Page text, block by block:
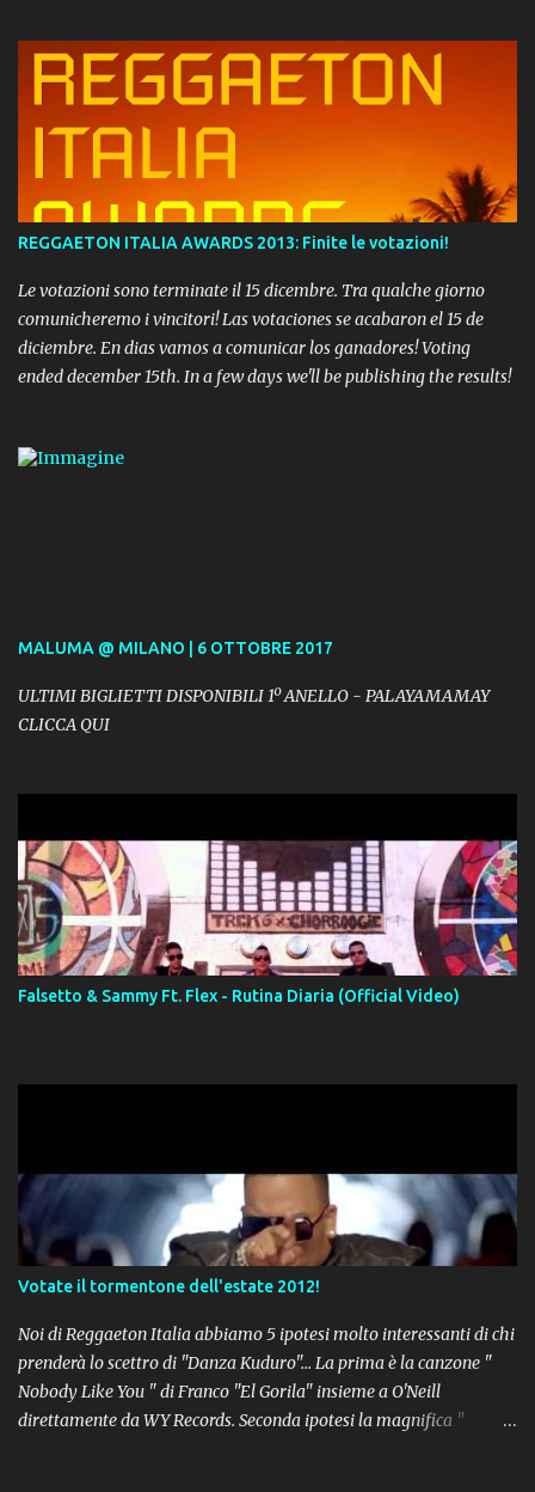
REGGAETON ITALIA AWARDS 2013: Finite le votazioni!
Le votazioni sono terminate il 15 dicembre. Tra qualche giorno
comunicheremo i vincitori! Las votaciones se acabaron el 15 de
diciembre. En dias vamos a comunicar los ganadores! Voting
ended december 15th. In a few days we'll be publishing the results!
MALUMA @ MILANO | 6 OTTOBRE 2017
ULTIMI BIGLIETTI DISPONIBILI 1º ANELLO - PALAYAMAMAY
CLICCA QUI
Falsetto & Sammy Ft. Flex - Rutina Diaria (Official Video)
Votate il tormentone dell'estate 2012!
Noi di Reggaeton Italia abbiamo 5 ipotesi molto interessanti di chi
prenderà lo scettro di "Danza Kuduro"... La prima è la canzone "
Nobody Like You " di Franco "El Gorila" insieme a O'Neill
direttamente da WY Records. Seconda ipotesi la magnifica "